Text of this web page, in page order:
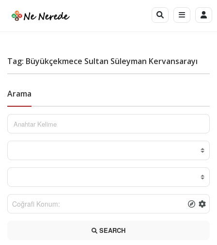
Tag: Büyükçekmece Sultan Süleyman Kervansarayı
Arama
SEARCH